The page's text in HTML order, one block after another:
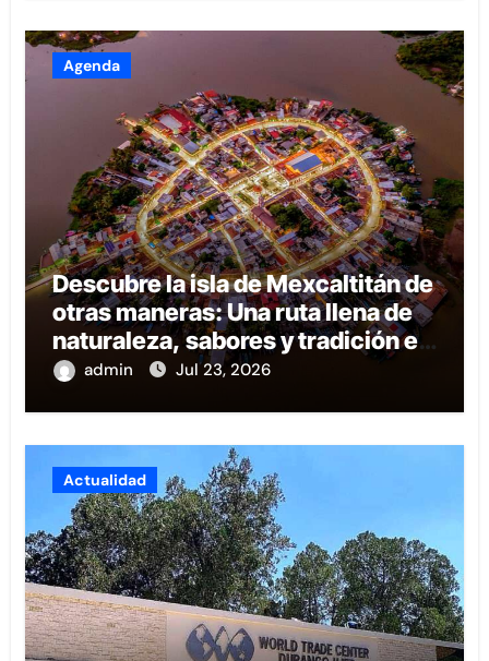
Agenda
Descubre la isla de Mexcaltitán de
otras maneras: Una ruta llena de
naturaleza, sabores y tradición en
Nayarit
admin Jul 23, 2026
Actualidad